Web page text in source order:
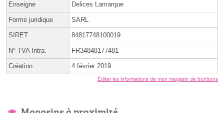
Enseigne Delices Lamarque
Forme juridique SARL
SIRET 84817748100019
N° TVA Intra. FR34848177481
Création 4 février 2019
Éditer les informations de mon magasin de bonbons